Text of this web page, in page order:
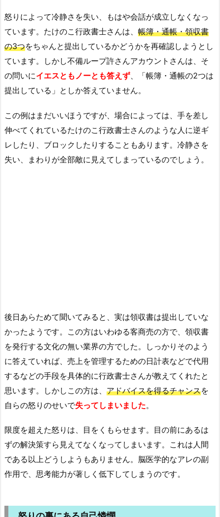
怒りによって冷静さを失い、もはや会話が成立しなくなっ
ています。たけのこ行政書士さんは、 帳簿・通帳・領収書
の3つをちゃんと提出しているかどうかを再確認しようとし
ています。しかし不備ループ許さんアカウントさんは、そ
の問いにイエスともノーとも答えず、「帳簿・通帳の2つは
提出している」としか答えていません。
この例はまだいいほうですが、場合によっては、手を差し
伸べてくれているたけのこ行政書士さんのような人に逆ギ
レしたり、ブロックしたりすることもあります。冷静さを
失い、まわりが全部敵に見えてしまっているのでしょう。
後日あらためて聞いてみると、実は領収書は提出していな
かったようです。この方はいわゆる客商売の方で、領収書
を発行する文化の無い業界の方でした。しっかりそのよう
に答えていれば、売上を管理するための日計表などで代用
するなどの手段を具体的に行政書士さんが教えてくれたと
思います。しかしこの方は、 アドバイスを得るチャンスを
自らの怒りのせいで失ってしまいました。
限度を超えた怒りは、目をくもらせます。目の前にあるは
ずの解決策すら見えてなくなってしまいます。これは人間
である以上どうしようもありません。脳医学的なアレの副
作用で、思考能力が著しく低下してしまうのです。